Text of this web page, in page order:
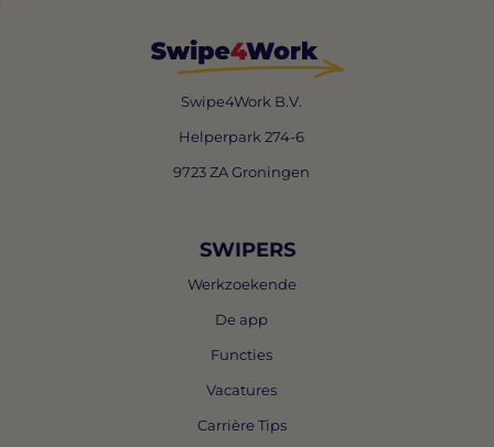
Swipe4Work B.V.
Helperpark 274-6
9723 ZA Groningen
SWIPERS
Werkzoekende
De app
Functies
Vacatures
Carrière Tips